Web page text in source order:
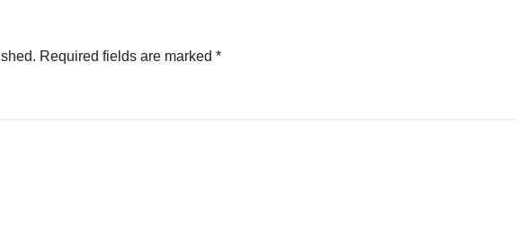
Required fields are marked *